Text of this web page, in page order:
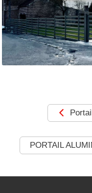
MOTORISATIONS
RÉALISATIONS
SHOWROOM
CONTACT
PORTAIL